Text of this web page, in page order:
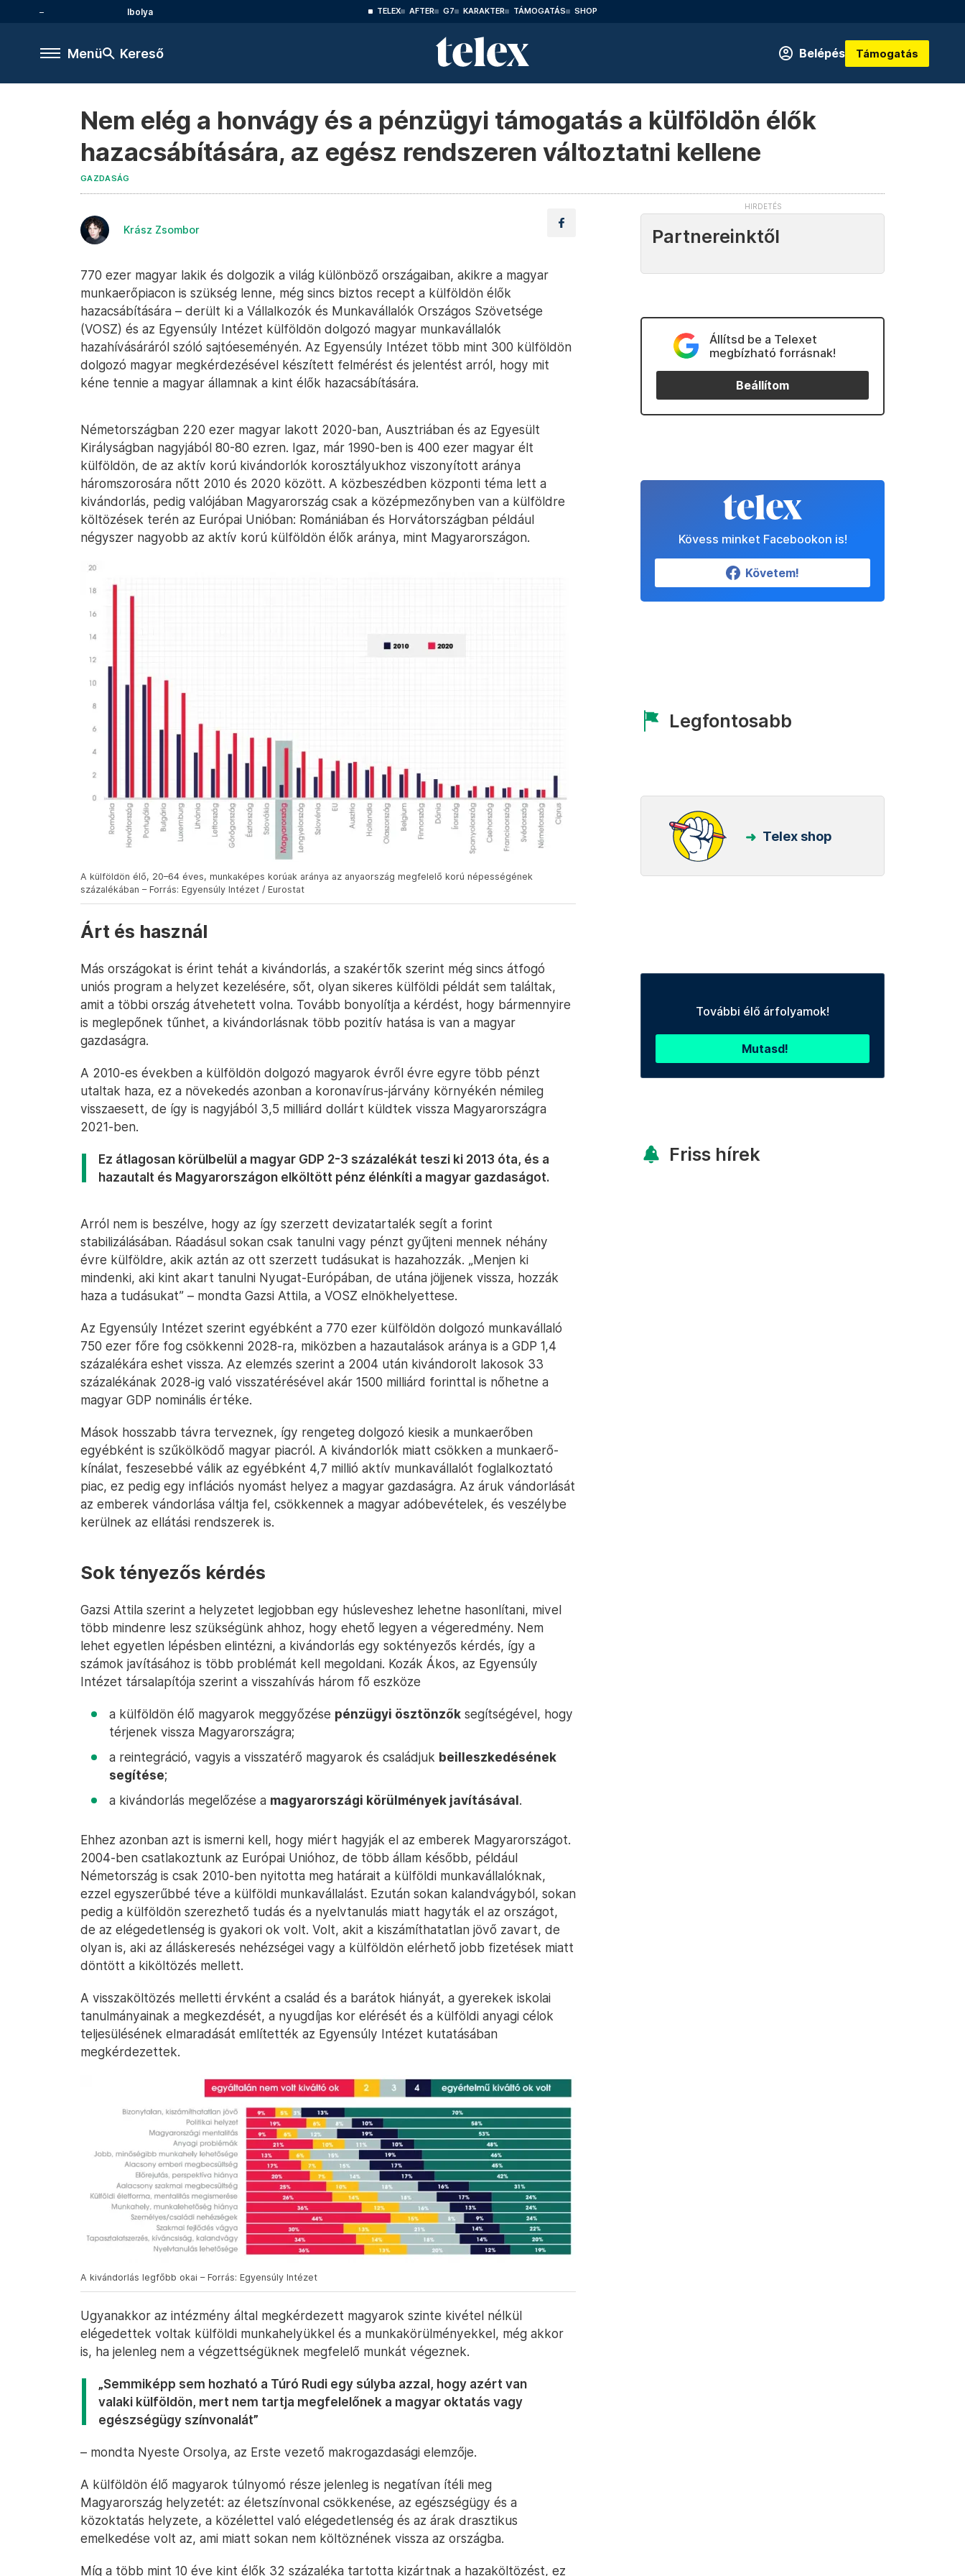
Ibolya TELEX AFTER G7 KARAKTER TÁMOGATÁS SHOP
Menü Kereső Belépés Támogatás
Nem elég a honvágy és a pénzügyi támogatás a külföldön élők
hazacsábítására, az egész rendszeren változtatni kellene
GAZDASÁG
Krász Zsombor
770 ezer magyar lakik és dolgozik a világ különböző országaiban, akikre a magyar
munkaerőpiacon is szükség lenne, még sincs biztos recept a külföldön élők
hazacsábítására – derült ki a Vállalkozók és Munkavállalók Országos Szövetsége
(VOSZ) és az Egyensúly Intézet külföldön dolgozó magyar munkavállalók
hazahívásáráról szóló sajtóeseményén. Az Egyensúly Intézet több mint 300 külföldön
dolgozó magyar megkérdezésével készített felmérést és jelentést arról, hogy mit
kéne tennie a magyar államnak a kint élők hazacsábítására.
Németországban 220 ezer magyar lakott 2020-ban, Ausztriában és az Egyesült
Királyságban nagyjából 80-80 ezren. Igaz, már 1990-ben is 400 ezer magyar élt
külföldön, de az aktív korú kivándorlók korosztályukhoz viszonyított aránya
háromszorosára nőtt 2010 és 2020 között. A közbeszédben központi téma lett a
kivándorlás, pedig valójában Magyarország csak a középmezőnyben van a külföldre
költözések terén az Európai Unióban: Romániában és Horvátországban például
négyszer nagyobb az aktív korú külföldön élők aránya, mint Magyarországon.
A külföldön élő, 20–64 éves, munkaképes korúak aránya az anyaország megfelelő korú népességének
százalékában – Forrás: Egyensúly Intézet / Eurostat
Árt és használ
Más országokat is érint tehát a kivándorlás, a szakértők szerint még sincs átfogó
uniós program a helyzet kezelésére, sőt, olyan sikeres külföldi példát sem találtak,
amit a többi ország átvehetett volna. Tovább bonyolítja a kérdést, hogy bármennyire
is meglepőnek tűnhet, a kivándorlásnak több pozitív hatása is van a magyar
gazdaságra.
A 2010-es években a külföldön dolgozó magyarok évről évre egyre több pénzt
utaltak haza, ez a növekedés azonban a koronavírus-járvány környékén némileg
visszaesett, de így is nagyjából 3,5 milliárd dollárt küldtek vissza Magyarországra
2021-ben.
Ez átlagosan körülbelül a magyar GDP 2-3 százalékát teszi ki 2013 óta, és a
hazautalt és Magyarországon elköltött pénz élénkíti a magyar gazdaságot.
Arról nem is beszélve, hogy az így szerzett devizatartalék segít a forint
stabilizálásában. Ráadásul sokan csak tanulni vagy pénzt gyűjteni mennek néhány
évre külföldre, akik aztán az ott szerzett tudásukat is hazahozzák. „Menjen ki
mindenki, aki kint akart tanulni Nyugat-Európában, de utána jöjjenek vissza, hozzák
haza a tudásukat” – mondta Gazsi Attila, a VOSZ elnökhelyettese.
Az Egyensúly Intézet szerint egyébként a 770 ezer külföldön dolgozó munkavállaló
750 ezer főre fog csökkenni 2028-ra, miközben a hazautalások aránya is a GDP 1,4
százalékára eshet vissza. Az elemzés szerint a 2004 után kivándorolt lakosok 33
százalékának 2028-ig való visszatérésével akár 1500 milliárd forinttal is nőhetne a
magyar GDP nominális értéke.
Mások hosszabb távra terveznek, így rengeteg dolgozó kiesik a munkaerőben
egyébként is szűkölködő magyar piacról. A kivándorlók miatt csökken a munkaerő-
kínálat, feszesebbé válik az egyébként 4,7 millió aktív munkavállalót foglalkoztató
piac, ez pedig egy inflációs nyomást helyez a magyar gazdaságra. Az áruk vándorlását
az emberek vándorlása váltja fel, csökkennek a magyar adóbevételek, és veszélybe
kerülnek az ellátási rendszerek is.
Sok tényezős kérdés
Gazsi Attila szerint a helyzetet legjobban egy húsleveshez lehetne hasonlítani, mivel
több mindenre lesz szükségünk ahhoz, hogy ehető legyen a végeredmény. Nem
lehet egyetlen lépésben elintézni, a kivándorlás egy soktényezős kérdés, így a
számok javításához is több problémát kell megoldani. Kozák Ákos, az Egyensúly
Intézet társalapítója szerint a visszahívás három fő eszköze
a külföldön élő magyarok meggyőzése pénzügyi ösztönzők segítségével, hogy
térjenek vissza Magyarországra;
a reintegráció, vagyis a visszatérő magyarok és családjuk beilleszkedésének
segítése;
a kivándorlás megelőzése a magyarországi körülmények javításával.
Ehhez azonban azt is ismerni kell, hogy miért hagyják el az emberek Magyarországot.
2004-ben csatlakoztunk az Európai Unióhoz, de több állam később, például
Németország is csak 2010-ben nyitotta meg határait a külföldi munkavállalóknak,
ezzel egyszerűbbé téve a külföldi munkavállalást. Ezután sokan kalandvágyból, sokan
pedig a külföldön szerezhető tudás és a nyelvtanulás miatt hagyták el az országot,
de az elégedetlenség is gyakori ok volt. Volt, akit a kiszámíthatatlan jövő zavart, de
olyan is, aki az álláskeresés nehézségei vagy a külföldön elérhető jobb fizetések miatt
döntött a kiköltözés mellett.
A visszaköltözés melletti érvként a család és a barátok hiányát, a gyerekek iskolai
tanulmányainak a megkezdését, a nyugdíjas kor elérését és a külföldi anyagi célok
teljesülésének elmaradását említették az Egyensúly Intézet kutatásában
megkérdezettek.
A kivándorlás legfőbb okai – Forrás: Egyensúly Intézet
Ugyanakkor az intézmény által megkérdezett magyarok szinte kivétel nélkül
elégedettek voltak külföldi munkahelyükkel és a munkakörülményekkel, még akkor
is, ha jelenleg nem a végzettségüknek megfelelő munkát végeznek.
„Semmiképp sem hozható a Túró Rudi egy súlyba azzal, hogy azért van
valaki külföldön, mert nem tartja megfelelőnek a magyar oktatás vagy
egészségügy színvonalát”
– mondta Nyeste Orsolya, az Erste vezető makrogazdasági elemzője.
A külföldön élő magyarok túlnyomó része jelenleg is negatívan ítéli meg
Magyarország helyzetét: az életszínvonal csökkenése, az egészségügy és a
közoktatás helyzete, a közélettel való elégedetlenség és az árak drasztikus
emelkedése volt az, ami miatt sokan nem költöznének vissza az országba.
Míg a több mint 10 éve kint élők 32 százaléka tartotta kizártnak a hazaköltözést, ez
Partnereinktől
Állítsd be a Telexet
megbízható forrásnak!
Beállítom
Kövess minket Facebookon is!
Követem!
Legfontosabb
Telex shop
További élő árfolyamok!
Mutasd!
Friss hírek